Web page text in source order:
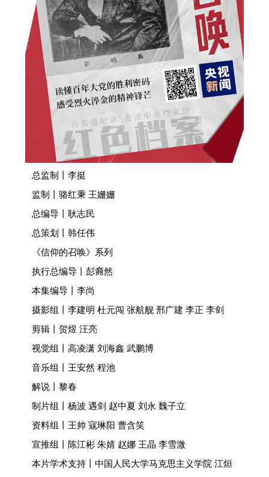
总监制丨李挺
监制丨骆红秉 王姗姗
总编导丨耿志民
总策划丨韩任伟
《信仰的召唤》系列
执行总编导丨彭裔然
本集编导丨李尚
摄影组丨李建明 杜元闯 张航舰 邢广建 李正 李剑
剪辑丨贺煜 汪亮
视觉组丨高凌潇 刘海鑫 武鹏博
音乐组丨王安然 程池
解说丨黎春
制片组丨杨波 遇剑 赵中夏 刘永 魏子立
资料组丨王帅 寇琳阳 曹含笑
宣推组丨陈江彬 朱婧 赵娜 王晶 李雪溦
本片学术支持丨中国人民大学马克思主义学院 江烜